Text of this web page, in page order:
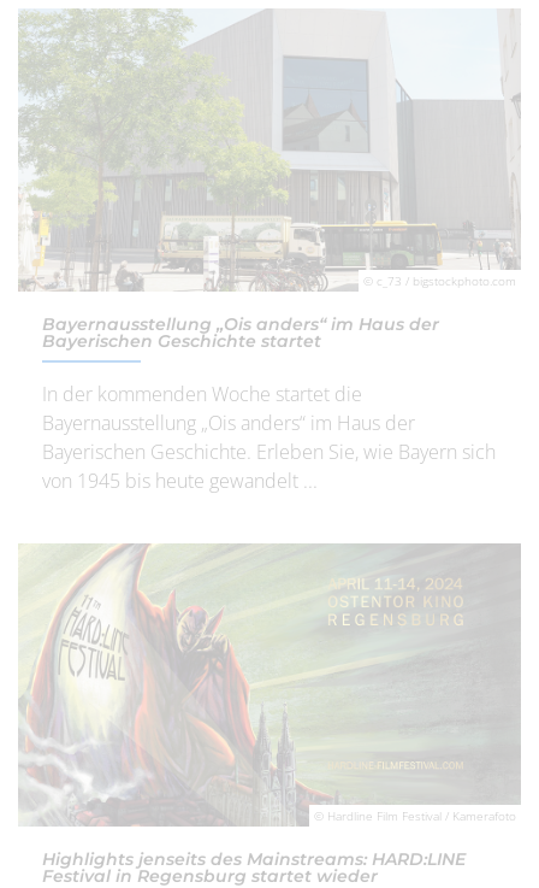
© c_73 / bigstockphoto.com
Bayernausstellung „Ois anders“ im Haus der
Bayerischen Geschichte startet
In der kommenden Woche startet die
Bayernausstellung „Ois anders“ im Haus der
Bayerischen Geschichte. Erleben Sie, wie Bayern sich
von 1945 bis heute gewandelt ...
© Hardline Film Festival / Kamerafoto
Highlights jenseits des Mainstreams: HARD:LINE
Festival in Regensburg startet wieder